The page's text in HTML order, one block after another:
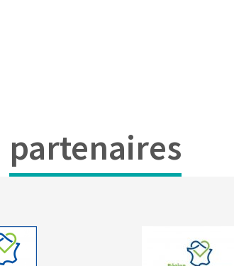
partenaires